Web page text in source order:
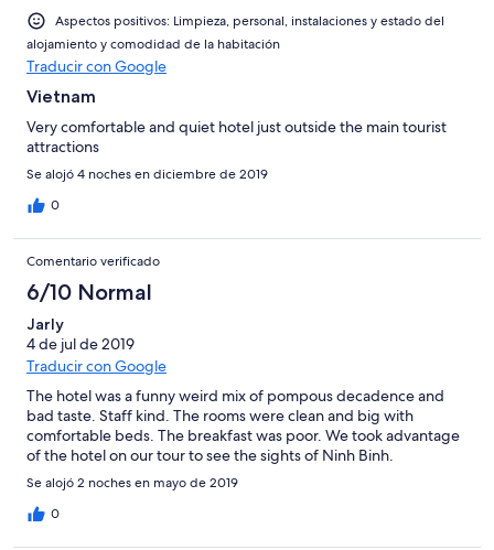
Aspectos positivos: Limpieza, personal, instalaciones y estado del
alojamiento y comodidad de la habitación
Traducir con Google
Vietnam
Very comfortable and quiet hotel just outside the main tourist
attractions
Se alojó 4 noches en diciembre de 2019
0
Comentario verificado
6/10 Normal
Jarly
4 de jul de 2019
Traducir con Google
The hotel was a funny weird mix of pompous decadence and
bad taste. Staff kind. The rooms were clean and big with
comfortable beds. The breakfast was poor. We took advantage
of the hotel on our tour to see the sights of Ninh Binh.
Se alojó 2 noches en mayo de 2019
0